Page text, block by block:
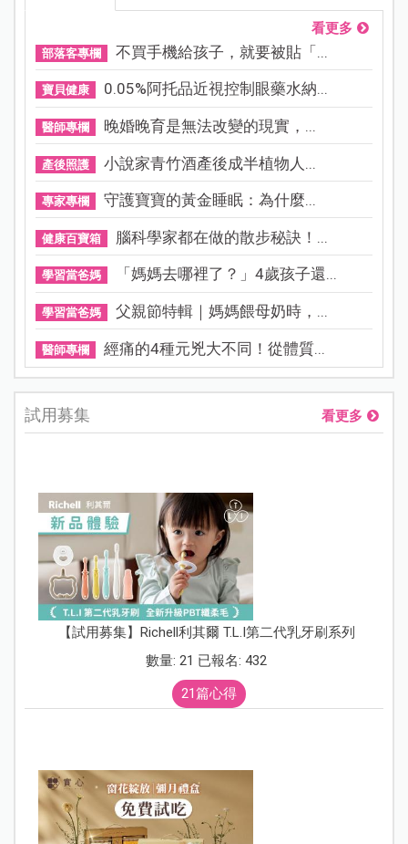
看更多
部落客專欄 不買手機給孩子，就要被貼「...
寶貝健康 0.05%阿托品近視控制眼藥水納...
醫師專欄 晚婚晚育是無法改變的現實，...
產後照護 小說家青竹酒產後成半植物人...
專家專欄 守護寶寶的黃金睡眠：為什麼...
健康百寶箱 腦科學家都在做的散步秘訣！...
學習當爸媽 「媽媽去哪裡了？」4歲孩子還...
學習當爸媽 父親節特輯｜媽媽餵母奶時，...
醫師專欄 經痛的4種元兇大不同！從體質...
試用募集 看更多
【試用募集】Richell利其爾 T.L.I第二代乳牙刷系列
數量: 21 已報名: 432
21篇心得